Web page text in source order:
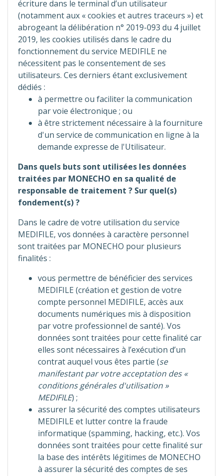
écriture dans le terminal d’un utilisateur
(notamment aux « cookies et autres traceurs ») et
abrogeant la délibération n° 2019-093 du 4 juillet
2019, les cookies utilisés dans le cadre du
fonctionnement du service MEDIFILE ne
nécessitent pas le consentement de ses
utilisateurs. Ces derniers étant exclusivement
dédiés :
à permettre ou faciliter la communication
par voie électronique ; ou
à être strictement nécessaire à la fourniture
d'un service de communication en ligne à la
demande expresse de l'Utilisateur.
Dans quels buts sont utilisées les données
traitées par MONECHO en sa qualité de
responsable de traitement ? Sur quel(s)
fondement(s) ?
Dans le cadre de votre utilisation du service
MEDIFILE, vos données à caractère personnel
sont traitées par MONECHO pour plusieurs
finalités :
vous permettre de bénéficier des services
MEDIFILE (création et gestion de votre
compte personnel MEDIFILE, accès aux
documents numériques mis à disposition
par votre professionnel de santé). Vos
données sont traitées pour cette finalité car
elles sont nécessaires à l’exécution d’un
contrat auquel vous êtes partie (se
manifestant par votre acceptation des «
conditions générales d'utilisation »
MEDIFILE) ;
assurer la sécurité des comptes utilisateurs
MEDIFILE et lutter contre la fraude
informatique (spamming, hacking, etc.). Vos
données sont traitées pour cette finalité sur
la base des intérêts légitimes de MONECHO
à assurer la sécurité des comptes de ses